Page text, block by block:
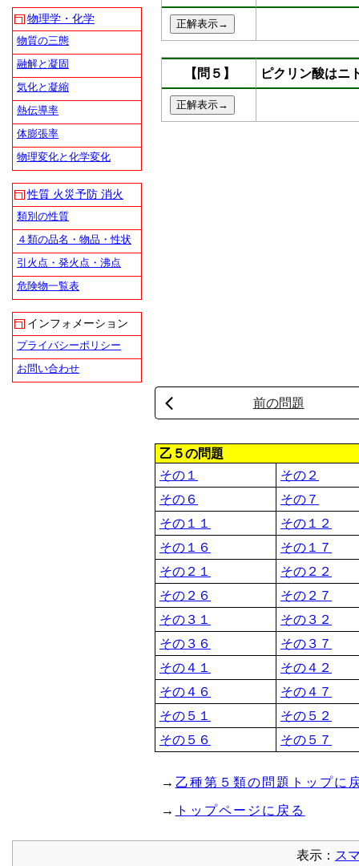
【問５】 ピクリン酸はニ
前の問題
乙５の問題
その１
その２
その６
その７
その１１
その１２
その１６
その１７
その２１
その２２
その２６
その２７
その３１
その３２
その３６
その３７
その４１
その４２
その４６
その４７
その５１
その５２
その５６
その５７
→ 乙種第５類の問題トップに
→ トップページに戻る
物理学・化学
物質の三態
融解と凝固
気化と凝縮
熱伝導率
体膨張率
物理変化と化学変化
性質 火災予防 消火
類別の性質
４類の品名・物品・性状
引火点・発火点・沸点
危険物一覧表
インフォメーション
プライバシーポリシー
お問い合わせ
表示： ス